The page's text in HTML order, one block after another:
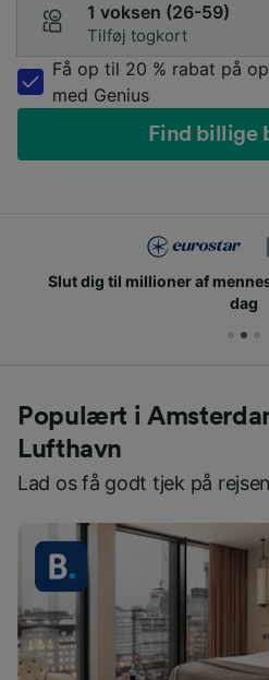
1 voksen (26-59)
Tilføj togkort
Få op til 20 % rabat på
med Genius
Find billige
Slut dig til millioner af
dag
Populært i
Lufthavn
Lad os få godt tjek på rejsen